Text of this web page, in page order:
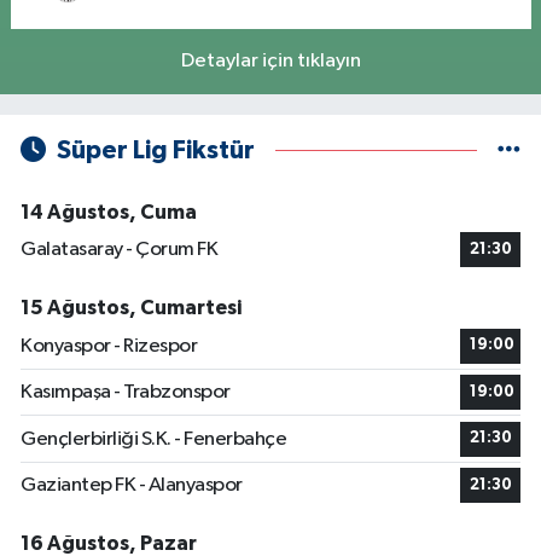
Detaylar için tıklayın
Süper Lig Fikstür
14 Ağustos, Cuma
Galatasaray - Çorum FK
21:30
15 Ağustos, Cumartesi
Konyaspor - Rizespor
19:00
Kasımpaşa - Trabzonspor 19:00
Gençlerbirliği S.K. - Fenerbahçe 21:30
Gaziantep FK - Alanyaspor 21:30
16 Ağustos, Pazar